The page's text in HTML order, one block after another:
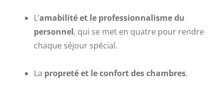
L’amabilité et le professionnalisme du
personnel, qui se met en quatre pour rendre
chaque séjour spécial.
La propreté et le confort des chambres.